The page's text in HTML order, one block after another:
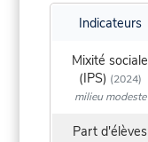
Indicateurs
Mixité sociale
(IPS) (2024)
milieu modeste
Part d'élèves